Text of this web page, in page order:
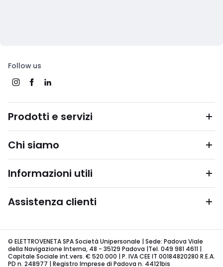
Follow us
Prodotti e servizi
Chi siamo
Informazioni utili
Assistenza clienti
© ELETTROVENETA SPA Società Unipersonale | Sede: Padova Viale
della Navigazione Interna, 48 - 35129 Padova |Tel. 049 981 4611 |
Capitale Sociale int.vers. € 520.000 | P. IVA CEE IT 00184820280 R.E.A.
PD n. 248977 | Registro Imprese di Padova n. 44121bis